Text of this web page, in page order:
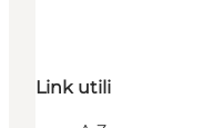
Link utili